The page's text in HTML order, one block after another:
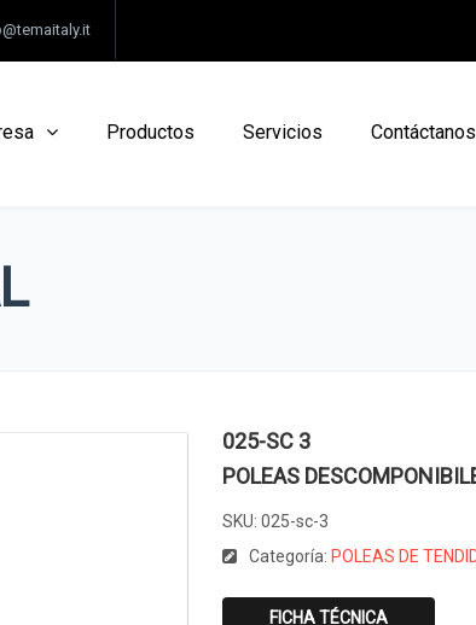
Productos Servicios Contáctanos
025-SC 3
POLEAS
SKU:025-sc-3
Categoría: POLEAS DE
FICHA TÉCNICA